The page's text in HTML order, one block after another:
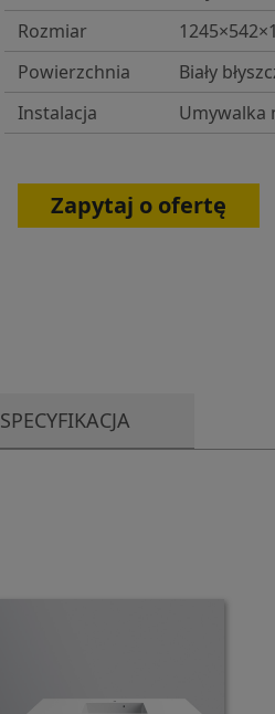
Rozmiar
Powierzchnia
Biały
Instalacja
Umywalka
Zapytaj o ofertę
SPECYFIKACJA